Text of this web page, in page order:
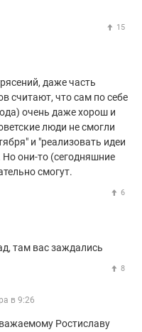
15
даже часть
считают, что сам по себе
очень даже хорош и
люди не смогли
и "реализовать идеи
они-то (сегодняшние
смогут.
6
там вас заждались
8
в 9:26
Ростиславу